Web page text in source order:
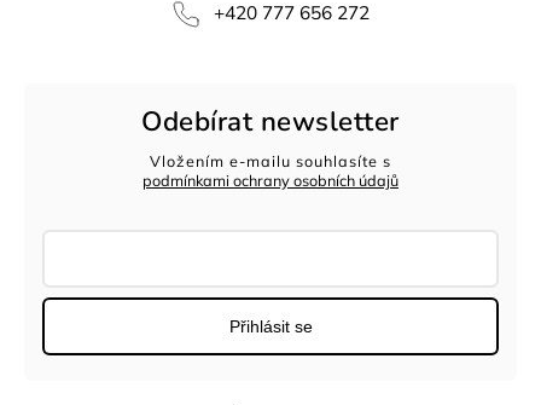
+420 777 656 272
Odebírat newsletter
Vložením e-mailu souhlasíte s
podmínkami ochrany osobních údajů
Přihlásit se